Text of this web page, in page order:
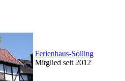
Ferienhaus-Solling
Mitglied seit 2012